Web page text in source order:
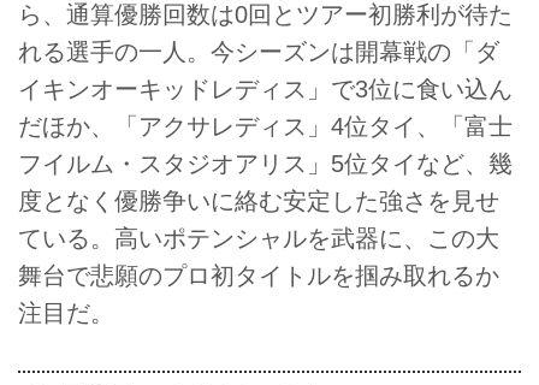
ら、通算優勝回数は0回とツアー初勝利が待た
れる選手の一人。今シーズンは開幕戦の「ダ
イキンオーキッドレディス」で3位に食い込ん
だほか、「アクサレディス」4位タイ、「富士
フイルム・スタジオアリス」5位タイなど、幾
度となく優勝争いに絡む安定した強さを見せ
ている。高いポテンシャルを武器に、この大
舞台で悲願のプロ初タイトルを掴み取れるか
注目だ。